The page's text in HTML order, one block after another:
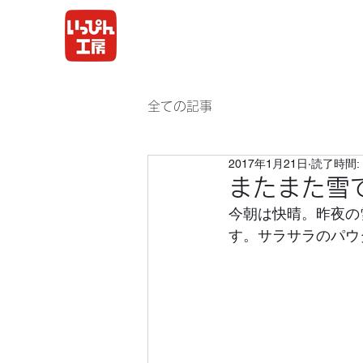
全ての記事
またまた雪
2017年1月21日 読了時間:
今朝は快晴。昨夜
す。サラサラのパ